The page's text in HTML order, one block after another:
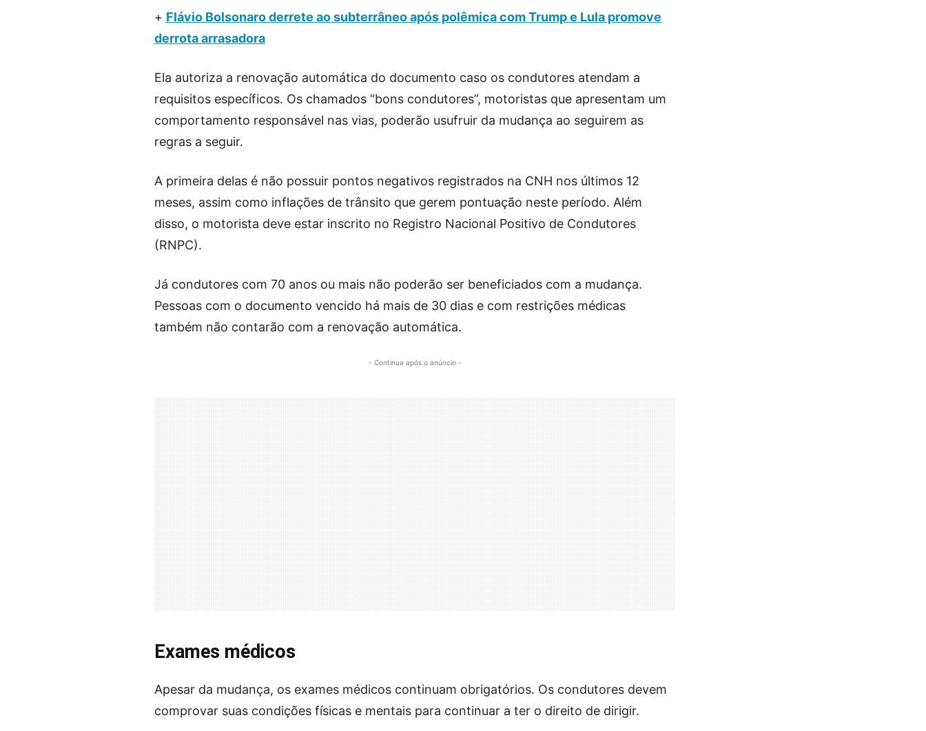
+ Flávio Bolsonaro derrete ao subterrâneo após polêmica com Trump e Lula promove
derrota arrasadora
Ela autoriza a renovação automática do documento caso os condutores atendam a
requisitos específicos. Os chamados “bons condutores”, motoristas que apresentam um
comportamento responsável nas vias, poderão usufruir da mudança ao seguirem as
regras a seguir.
A primeira delas é não possuir pontos negativos registrados na CNH nos últimos 12
meses, assim como inflações de trânsito que gerem pontuação neste período. Além
disso, o motorista deve estar inscrito no Registro Nacional Positivo de Condutores
(RNPC).
Já condutores com 70 anos ou mais não poderão ser beneficiados com a mudança.
Pessoas com o documento vencido há mais de 30 dias e com restrições médicas
também não contarão com a renovação automática.
- Continua após o anúncio -
Exames médicos
Apesar da mudança, os exames médicos continuam obrigatórios. Os condutores devem
comprovar suas condições físicas e mentais para continuar a ter o direito de dirigir.